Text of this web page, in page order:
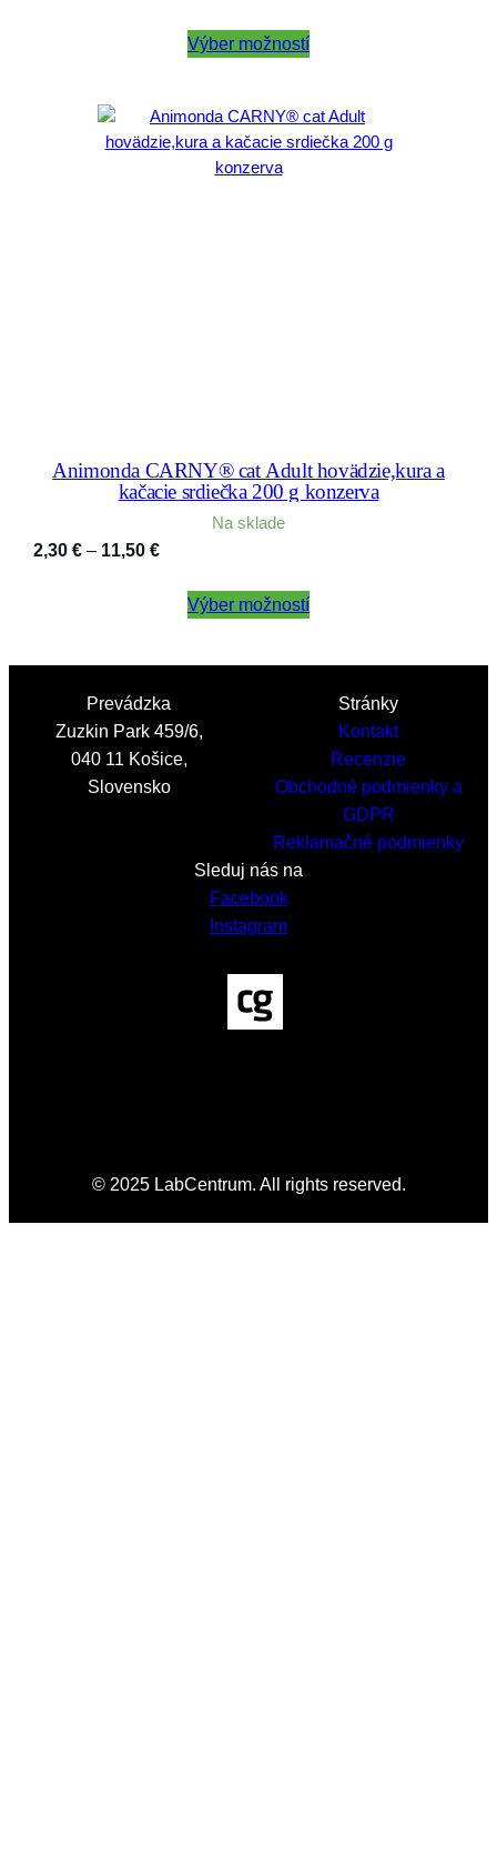
3,20 €Výber možností
Animonda CARNY® cat Adult hovädzie,kura a
kačacie srdiečka 200 g konzerva
Na sklade
2,30 € – 11,50 €Price
2,30 €Výber možností
Prevádzka
Zuzkin Park 459/6,
040 11 Košice,
Slovensko
Stránky
Kontakt
Recenzie
Obchodné podmienky a
GDPR
Reklamačné podmienky
Sleduj nás na
Facebook
Instagram
© 2025 LabCentrum. All rights reserved.